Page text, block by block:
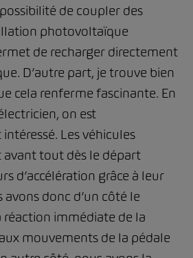
possibilité de coupler des
photovoltaïque
de recharger directement
D’autre part, je trouve bien
cela renferme fascinante. En
on est
Les véhicules
tout dès le départ
d’accélération grâce à leur
donc d’un côté le
immédiate de la
mouvements de la pédale